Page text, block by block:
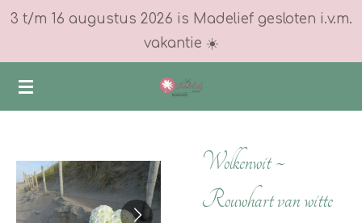
Ga
naar
de
hoofdinhoud
3 t/m 16 augustus 2026 is Madelief gesloten i.v.m.
vakantie ☀️
Wolkenwit ~
Rouwhart van witte